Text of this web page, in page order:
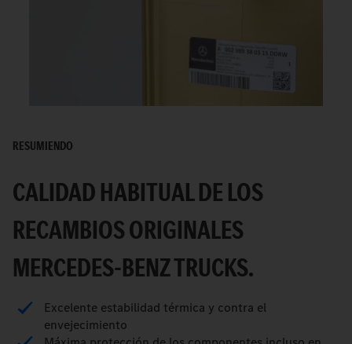
RESUMIENDO
CALIDAD HABITUAL DE LOS
RECAMBIOS ORIGINALES
MERCEDES-BENZ TRUCKS.
Excelente estabilidad térmica y contra el
envejecimiento